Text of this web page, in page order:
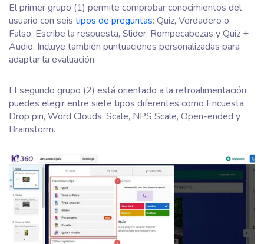
El primer grupo (1) permite comprobar conocimientos del
usuario con seis tipos de preguntas: Quiz, Verdadero o
Falso, Escribe la respuesta, Slider, Rompecabezas y Quiz +
Audio. Incluye también puntuaciones personalizadas para
adaptar la evaluación.
El segundo grupo (2) está orientado a la retroalimentación:
puedes elegir entre siete tipos diferentes como Encuesta,
Drop pin, Word Clouds, Scale, NPS Scale, Open-ended y
Brainstorm.